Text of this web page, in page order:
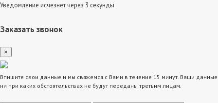
Уведомление исчезнет через 3 секунды
Заказать звонок
×
Впишите свои данные и мы свяжемся с Вами в течение 15 минут. Ваши данные
ни при каких обстоятельствах не будут переданы третьим лицам.